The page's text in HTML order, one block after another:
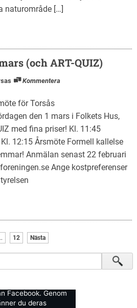
naturområde […]
(och ART-QUIZ)
Kommentera
för Torsås
den 1 mars i Folkets Hus,
med fina priser! Kl. 11:45
12:15 Årsmöte Formell kallelse
Anmälan senast 22 februari
Ange kostpreferenser
12 Nästa
Facebook. Genom
du deras